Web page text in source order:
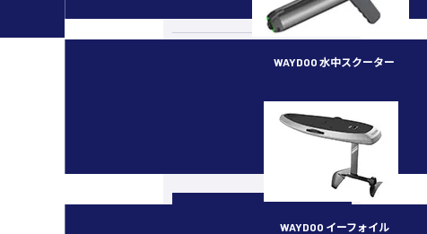
WAYDOO 水中スクーター
WAYDOO イーフォイル